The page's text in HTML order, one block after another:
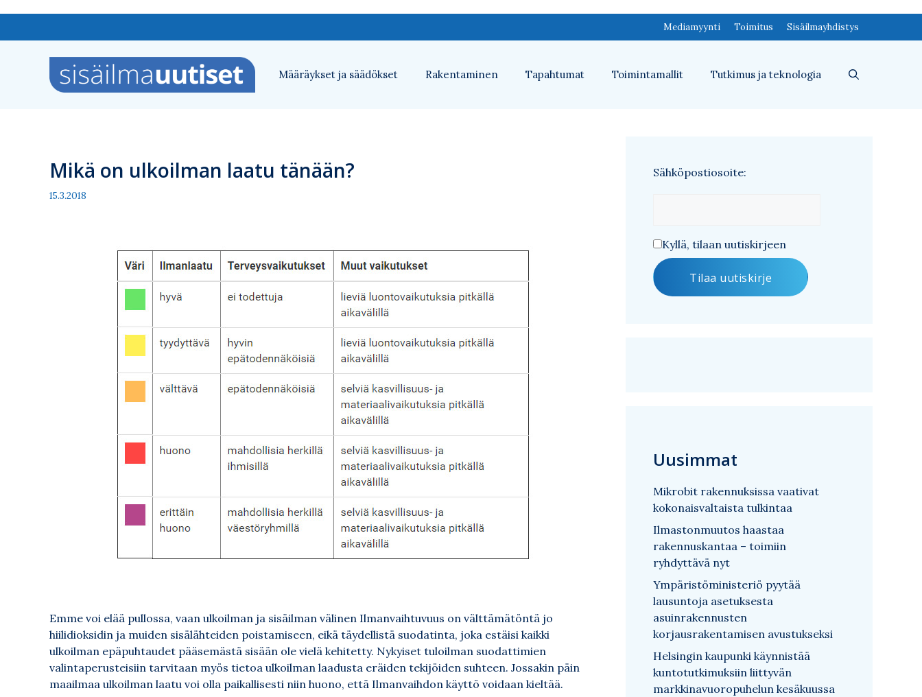
sisältöön
Mediamyynti Toimitus Sisäilmayhdistys
Määräykset ja säädökset Rakentaminen Tapahtumat Toimintamallit Tutkimus ja teknologia
Mikä on ulkoilman laatu tänään?
15.3.2018
Emme voi elää pullossa, vaan ulkoilman ja sisäilman välinen Ilmanvaihtuvuus on välttämätöntä jo
hiilidioksidin ja muiden sisälähteiden poistamiseen, eikä täydellistä suodatinta, joka estäisi kaikki
ulkoilman epäpuhtaudet pääsemästä sisään ole vielä kehitetty. Nykyiset tuloilman suodattimien
valintaperusteisiin tarvitaan myös tietoa ulkoilman laadusta eräiden tekijöiden suhteen. Jossakin päin
maailmaa ulkoilman laatu voi olla paikallisesti niin huono, että Ilmanvaihdon käyttö voidaan kieltää.
Sähköpostiosoite:
Kyllä, tilaan uutiskirjeen
Uusimmat
Mikrobit rakennuksissa vaativat
kokonaisvaltaista tulkintaa
Ilmastonmuutos haastaa
rakennuskantaa – toimiin
ryhdyttävä nyt
Ympäristöministeriö pyytää
lausuntoja asetuksesta
asuinrakennusten
korjausrakentamisen avustukseksi
Helsingin kaupunki käynnistää
kuntotutkimuksiin liittyvän
markkinavuoropuhelun kesäkuussa